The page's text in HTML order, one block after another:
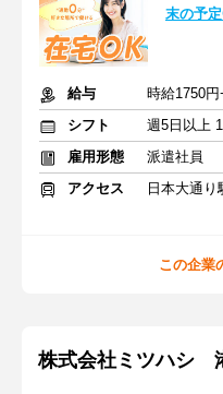
末の予
給与
時給1750
シフト
週5日以上
雇用形態
派遣社員
アクセス
日本大通り
この企業
株式会社ミツハシ